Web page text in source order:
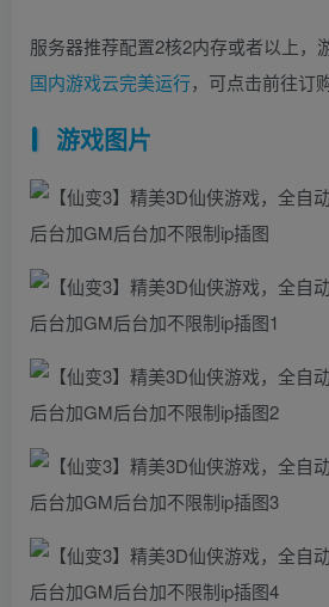
服务器推荐配置2核2内存或者以上，
国内游戏云完美运行，可点击前往订
游戏图片